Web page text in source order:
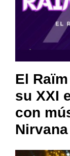
El
su XXI
con